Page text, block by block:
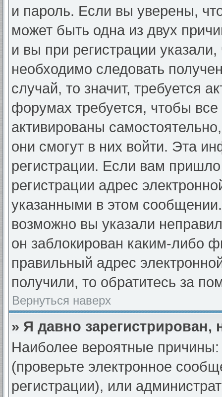
и пароль. Если вы уверены,
может быть одна из двух
и вы при регистрации
необходимо следовать
случай, то значит, требуется
форумах требуется, чтобы
активированы
они смогут в них войти. Эта
регистрации. Если вам
регистрации адрес
указанными в этом
возможно вы указали
он заблокирован каким-либо
правильный адрес
получили, то обратитесь за
Вернуться наверх
» Я давно
Наиболее вероятные
(проверьте электронное
регистрации), или